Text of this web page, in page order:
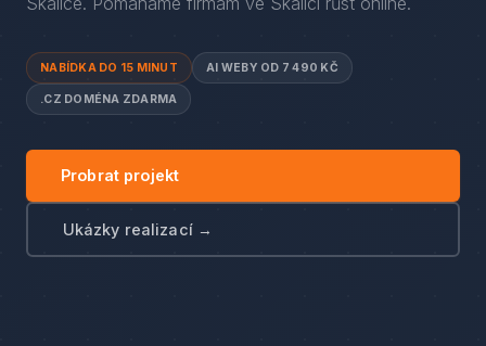
NABÍDKA DO 15 MINUT AI WEBY OD 7 490 KČ
.CZ DOMÉNA ZDARMA
Probrat projekt
Ukázky realizací →